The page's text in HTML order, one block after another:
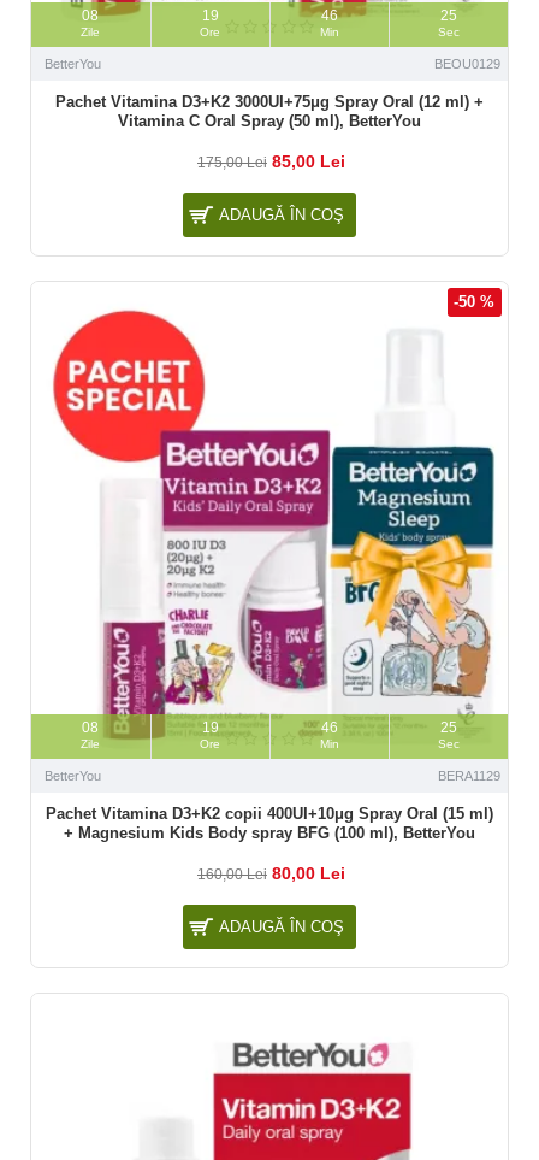
08
Zile
19
Ore
46
Min
23
Sec
BetterYou BEOU0129
Pachet Vitamina D3+K2 3000UI+75μg Spray Oral (12 ml) +
Vitamina C Oral Spray (50 ml), BetterYou
175,00 Lei 85,00 Lei
ADAUGĂ ÎN COŞ
-50 %
08
Zile
19
Ore
46
Min
23
Sec
BetterYou BERA1129
Pachet Vitamina D3+K2 copii 400UI+10μg Spray Oral (15 ml)
+ Magnesium Kids Body spray BFG (100 ml), BetterYou
160,00 Lei 80,00 Lei
ADAUGĂ ÎN COŞ